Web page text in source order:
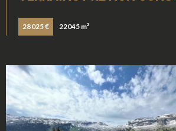
28 025 € 22045 m²